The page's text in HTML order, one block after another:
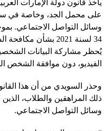
يأخذ قانون دولة الإمارات
على محمل الجد، وخاصة في
وسائل التواصل الاجتماعي.
34 لسنة 2021 بشأن
يُحظر مشاركة البيانات
الفيديو، دون موافقة الشخص
وحذر السويدي من أن هذا
ذلك المراهقين والطلاب،
وسائل التواصل الاجتماعي.